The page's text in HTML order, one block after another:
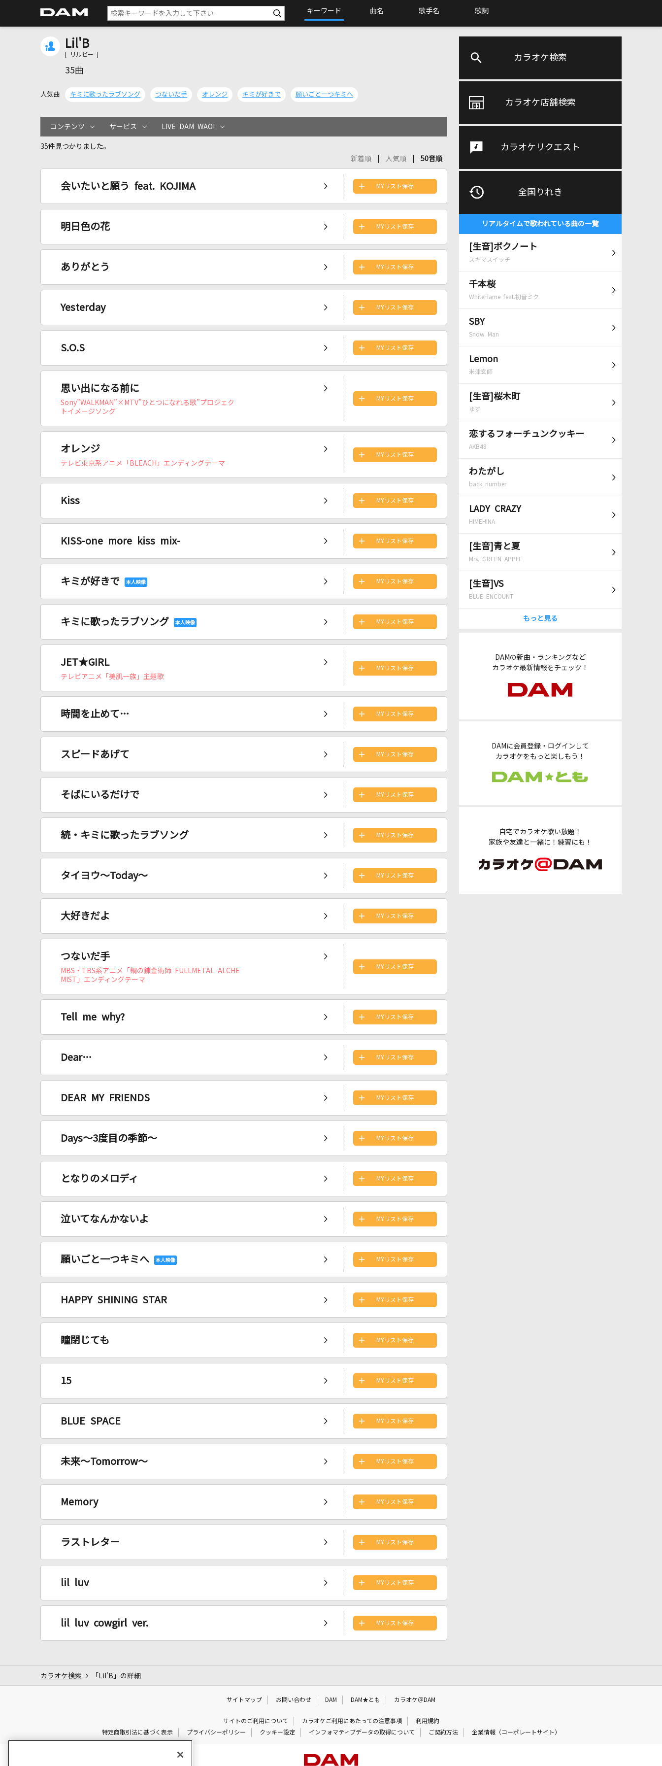
キーワード 曲名 歌手名 歌詞
カラオケ検索
カラオケ店舗検索
カラオケリクエスト
全国りれき
リアルタイムで歌われている曲の一覧
[生音]ボクノート
スキマスイッチ
千本桜
WhiteFlame feat.初音ミク
SBY
Snow Man
Lemon
米津玄師
[生音]桜木町
ゆず
恋するフォーチュンクッキー
AKB48
わたがし
back number
LADY CRAZY
HIMEHINA
[生音]青と夏
Mrs. GREEN APPLE
[生音]VS
BLUE ENCOUNT
もっと見る
DAMの新曲・ランキングなど
カラオケ最新情報をチェック！
DAMに会員登録・ログインして
カラオケをもっと楽しもう！
自宅でカラオケ歌い放題！
家族や友達と一緒に！練習にも！
Lil'B
[ リルビー ]
35曲
人気曲 キミに歌ったラブソング つないだ手 オレンジ キミが好きで 願いごと一つキミへ
コンテンツ サービス LIVE DAM WAO!
35件見つかりました。
新着順
人気順 50音順
会いたいと願う feat. KOJIMA MYリスト保存
明日色の花 MYリスト保存
ありがとう MYリスト保存
Yesterday MYリスト保存
S.O.S MYリスト保存
思い出になる前に
Sony”WALKMAN”×MTV”ひとつになれる歌”プロジェク
トイメージソング
MYリスト保存
オレンジ
テレビ東京系アニメ「BLEACH」エンディングテーマ
MYリスト保存
Kiss MYリスト保存
KISS-one more kiss mix- MYリスト保存
キミが好きで MYリスト保存
キミに歌ったラブソング MYリスト保存
JET★GIRL
テレビアニメ「美肌一族」主題歌
MYリスト保存
時間を止めて… MYリスト保存
スピードあげて MYリスト保存
そばにいるだけで MYリスト保存
続・キミに歌ったラブソング MYリスト保存
タイヨウ～Today～ MYリスト保存
大好きだよ MYリスト保存
つないだ手
MBS・TBS系アニメ「鋼の錬金術師 FULLMETAL ALCHE
MIST」エンディングテーマ
MYリスト保存
Tell me why? MYリスト保存
Dear… MYリスト保存
DEAR MY FRIENDS MYリスト保存
Days～3度目の季節～ MYリスト保存
となりのメロディ MYリスト保存
泣いてなんかないよ MYリスト保存
願いごと一つキミへ MYリスト保存
HAPPY SHINING STAR MYリスト保存
瞳閉じても MYリスト保存
15 MYリスト保存
BLUE SPACE MYリスト保存
未来～Tomorrow～ MYリスト保存
Memory MYリスト保存
ラストレター MYリスト保存
lil luv MYリスト保存
lil luv cowgirl ver. MYリスト保存
カラオケ検索 「Lil'B」の詳細
サイトマップ お問い合わせ DAM DAM★とも カラオケ＠DAM
サイトのご利用について カラオケご利用にあたっての注意事項
利用規約
特定商取引法に基づく表示
プライバシーポリシー クッキー設定 インフォマティブデータの取得について ご契約方法 企業情報（コーポレートサイト）